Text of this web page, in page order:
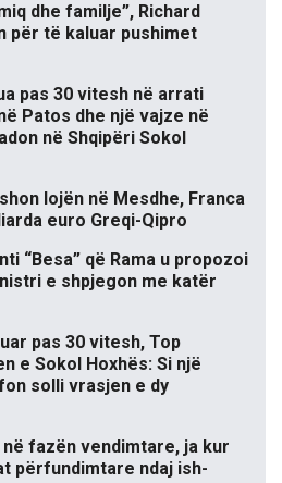
dhe familje”, Richard
për të kaluar pushimet
pas 30 vitesh në arrati
Patos dhe një vajze në
në Shqipëri Sokol
lojën në Mesdhe, Franca
euro Greqi-Qipro
“Besa” që Rama u propozoi
e shpjegon me katër
pas 30 vitesh, Top
e Sokol Hoxhës: Si një
solli vrasjen e dy
fazën vendimtare, ja kur
përfundimtare ndaj ish-